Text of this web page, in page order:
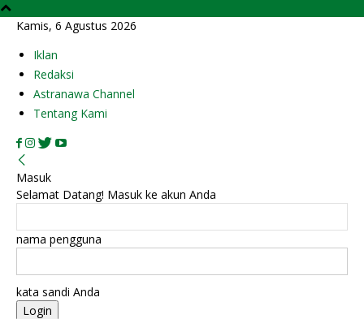
Kamis, 6 Agustus 2026
Iklan
Redaksi
Astranawa Channel
Tentang Kami
Masuk
Selamat Datang! Masuk ke akun Anda
nama pengguna
kata sandi Anda